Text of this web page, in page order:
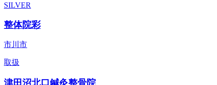
SILVER
整体院彩
市川市
取扱
津田沼北口鍼灸整骨院